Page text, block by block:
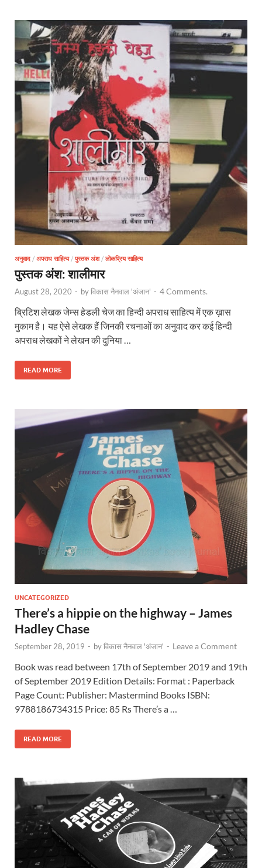
अनुवाद / अपराध साहित्य/ पुस्तक अंश/ लोकप्रिय साहित्य
पुस्तक अंश: शालीमार
August 28, 2020 - byविकास नैनवाल 'अंजान' - 4 Comments.
ब्रिटिश लेखक जेम्स हेडली चेज का हिन्दी अपराध साहित्य में एक ख़ास
मुकाम है। यह ऐसे लेखक हैं जिनकी रचनाओं का अनुवाद कर कई हिन्दी
अपराध लेखकों ने लेखन की दुनिया …
READ MORE
UNCATEGORIZED
There’s a hippie on the highway – James
Hadley Chase
September 28, 2019 - byविकास नैनवाल 'अंजान' - Leave a Comment
Book was read between 17th of September 2019 and 19th
of September 2019 Edition Details: Format : Paperback
Page Count: Publisher: Mastermind Books ISBN:
9788186734315 Price: 85 Rs There’s a …
READ MORE